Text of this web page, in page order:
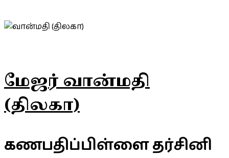
மேஜர் வான்மதி
(திலகா)
கணபதிப்பிள்ளை தர்சினி